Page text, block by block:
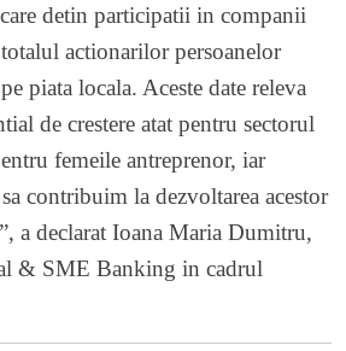
detin participatii in companii
actionarilor persoanelor
piata locala. Aceste date releva
de crestere atat pentru sectorul
femeile antreprenor, iar
contribuim la dezvoltarea acestor
a declarat Ioana Maria Dumitru,
& SME Banking in cadrul